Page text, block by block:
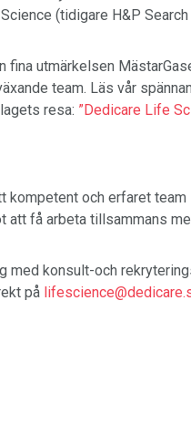
(tidigare H&P Search
fina utmärkelsen
team. Läs vår
resa: ”Dedicare Life
kompetent och erfaret
få arbeta tillsammans
med konsult-och
på